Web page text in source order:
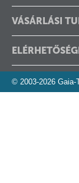
VÁSÁRLÁSI
© 2003-2026 Gaia-